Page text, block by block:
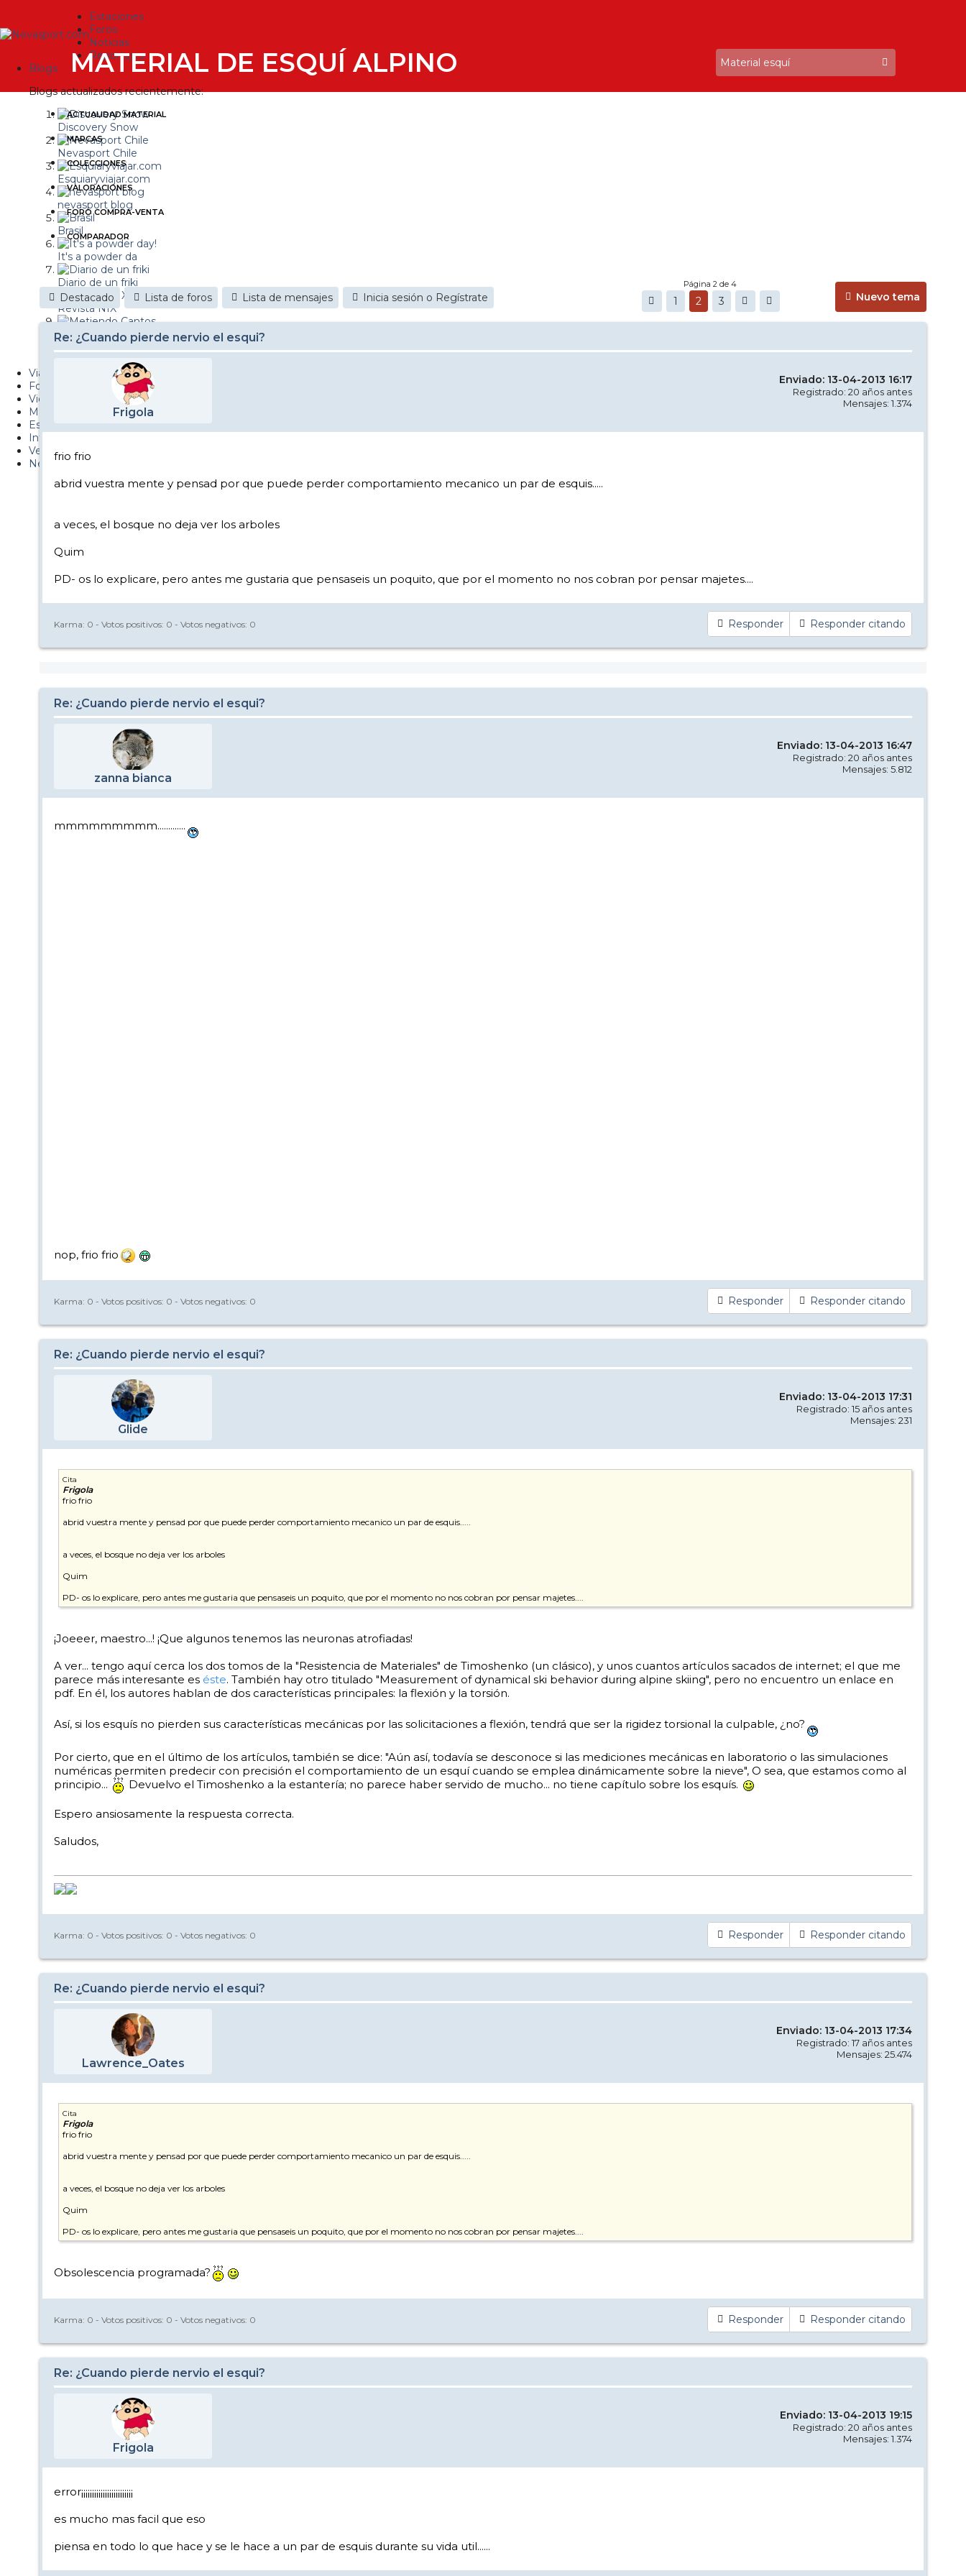
Estaciones
Foros
Noticias
Reportajes
Blogs
Blogs actualizados recientemente:
Discovery Snow
Nevasport Chile
Esquiaryviajar.com
nevasport blog
Brasil
It's a powder da
Diario de un friki
Revista NIX
Metiendo Cantos
PUCAF - Blog
Viajes
Fotos
Videos
Material
Esquí Pro
Infonieve
Verano
Nevalog
MATERIAL DE ESQUÍ ALPINO
ACTUALIDAD MATERIAL
MARCAS
COLECCIONES
VALORACIONES
FORO COMPRA-VENTA
COMPARADOR
Nuevo tema
Destacado Lista de foros Lista de mensajes Inicia sesión o Regístrate
Página 2 de 4
1 2 3
Re: ¿Cuando pierde nervio el esqui?
Frigola
Enviado: 13-04-2013 16:17
Registrado: 20 años antes
Mensajes: 1.374
frio frio
abrid vuestra mente y pensad por que puede perder comportamiento mecanico un par de esquis.....
a veces, el bosque no deja ver los arboles
Quim
PD- os lo explicare, pero antes me gustaria que pensaseis un poquito, que por el momento no nos cobran por pensar majetes....
Responder Responder citando
Karma: 0 - Votos positivos: 0 - Votos negativos: 0
Re: ¿Cuando pierde nervio el esqui?
zanna bianca
Enviado: 13-04-2013 16:47
Registrado: 20 años antes
Mensajes: 5.812
mmmmmmmmm.............
nop, frio frio
Responder Responder citando
Karma: 0 - Votos positivos: 0 - Votos negativos: 0
Re: ¿Cuando pierde nervio el esqui?
Glide
Enviado: 13-04-2013 17:31
Registrado: 15 años antes
Mensajes: 231
Cita
Frigola
frio frio
abrid vuestra mente y pensad por que puede perder comportamiento mecanico un par de esquis.....
a veces, el bosque no deja ver los arboles
Quim
PD- os lo explicare, pero antes me gustaria que pensaseis un poquito, que por el momento no nos cobran por pensar majetes....
¡Joeeer, maestro...! ¡Que algunos tenemos las neuronas atrofiadas!
A ver... tengo aquí cerca los dos tomos de la "Resistencia de Materiales" de Timoshenko (un clásico), y unos cuantos artículos sacados de internet; el que me
parece más interesante es éste. También hay otro titulado "Measurement of dynamical ski behavior during alpine skiing", pero no encuentro un enlace en
pdf. En él, los autores hablan de dos características principales: la flexión y la torsión.
Así, si los esquís no pierden sus características mecánicas por las solicitaciones a flexión, tendrá que ser la rigidez torsional la culpable, ¿no?
Por cierto, que en el último de los artículos, también se dice: "Aún así, todavía se desconoce si las mediciones mecánicas en laboratorio o las simulaciones
numéricas permiten predecir con precisión el comportamiento de un esquí cuando se emplea dinámicamente sobre la nieve", O sea, que estamos como al
principio...
Devuelvo el Timoshenko a la estantería; no parece haber servido de mucho... no tiene capítulo sobre los esquís.
Espero ansiosamente la respuesta correcta.
Saludos,
Responder Responder citando
Karma: 0 - Votos positivos: 0 - Votos negativos: 0
Re: ¿Cuando pierde nervio el esqui?
Lawrence_Oates
Enviado: 13-04-2013 17:34
Registrado: 17 años antes
Mensajes: 25.474
Cita
Frigola
frio frio
abrid vuestra mente y pensad por que puede perder comportamiento mecanico un par de esquis.....
a veces, el bosque no deja ver los arboles
Quim
PD- os lo explicare, pero antes me gustaria que pensaseis un poquito, que por el momento no nos cobran por pensar majetes....
Obsolescencia programada?
Responder Responder citando
Karma: 0 - Votos positivos: 0 - Votos negativos: 0
Re: ¿Cuando pierde nervio el esqui?
Frigola
Enviado: 13-04-2013 19:15
Registrado: 20 años antes
Mensajes: 1.374
error¡¡¡¡¡¡¡¡¡¡¡¡¡¡¡¡¡¡¡¡¡¡¡¡
es mucho mas facil que eso
piensa en todo lo que hace y se le hace a un par de esquis durante su vida util......